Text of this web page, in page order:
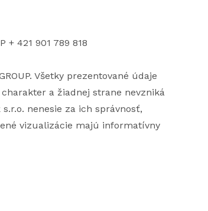
+ 421 901 789 818
Všetky prezentované údaje
a žiadnej strane nevzniká
nenesie za ich správnosť,
vizualizácie majú informatívny